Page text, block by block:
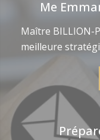
Me
Maître BILLION-
meilleure